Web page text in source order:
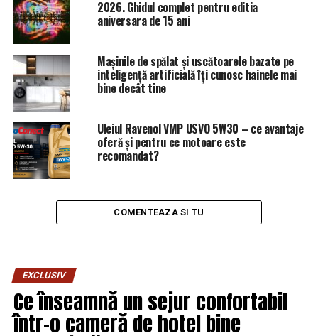
Săptămâna trecută, reprezentantul SUA pentru coaliţia
internaţională antijihadistă, Brett McGurk, a declarat că
americanii ar trebui să mai rămână o vreme în Siria.
AGERPRES
ARTICOLE PE ACEIASI TEMA:
URMATORUL
Au început eliberarea miniștrilor din închisori. Decizia
care le va pune pe Udrea și Bica în libertate | Capitala24
NU RATATI
cu România. Autoritățile sunt în alertă / Comisarul de
Prahova – Comisarul de Prahova
2026. Ghidul complet pentru editia
aniversara de 15 ani
Mașinile de spălat și uscătoarele bazate pe
inteligență artificială îți cunosc hainele mai
bine decât tine
Uleiul Ravenol VMP USVO 5W30 – ce avantaje
oferă și pentru ce motoare este
recomandat?
COMENTEAZA SI TU
EXCLUSIV
Ce înseamnă un sejur confortabil
într-o cameră de hotel bine